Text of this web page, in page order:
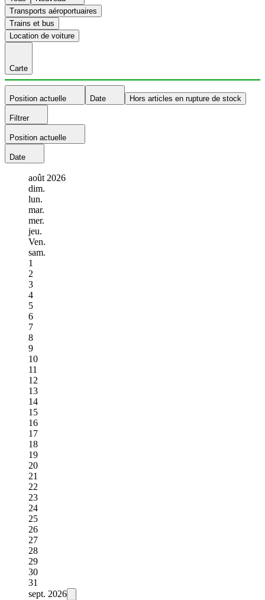
Transports aéroportuaires
Trains et bus
Location de voiture
Carte
Position actuelle Date Hors articles en rupture de stock
Filtrer
Position actuelle
Date
août 2026
dim.
lun.
mar.
mer.
jeu.
Ven.
sam.
1
2
3
4
5
6
7
8
9
10
11
12
13
14
15
16
17
18
19
20
21
22
23
24
25
26
27
28
29
30
31
sept. 2026